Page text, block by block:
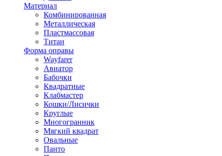
Материал
Комбинированная
Металлическая
Пластмассовая
Титан
Форма оправы
Wayfarer
Авиатор
Бабочки
Квадратные
Клабмастер
Кошки/Лисички
Круглые
Многогранник
Мягкий квадрат
Овальные
Панто